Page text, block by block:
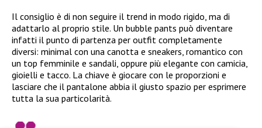
Il consiglio è di non seguire il trend in modo rigido, ma di
adattarlo al proprio stile. Un bubble pants può diventare
infatti il punto di partenza per outfit completamente
diversi: minimal con una canotta e sneakers, romantico con
un top femminile e sandali, oppure più elegante con camicia,
gioielli e tacco. La chiave è giocare con le proporzioni e
lasciare che il pantalone abbia il giusto spazio per esprimere
tutta la sua particolarità.